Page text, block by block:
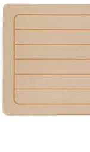
समाचार
एक
उद्धरण
का